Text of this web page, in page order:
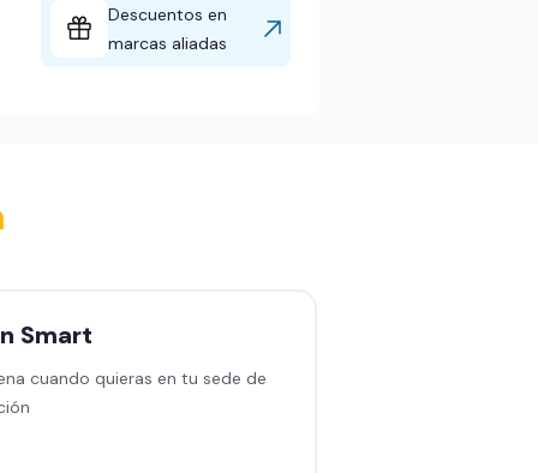
Descuentos en
marcas aliadas
Smart
cuando quieras en tu sede de